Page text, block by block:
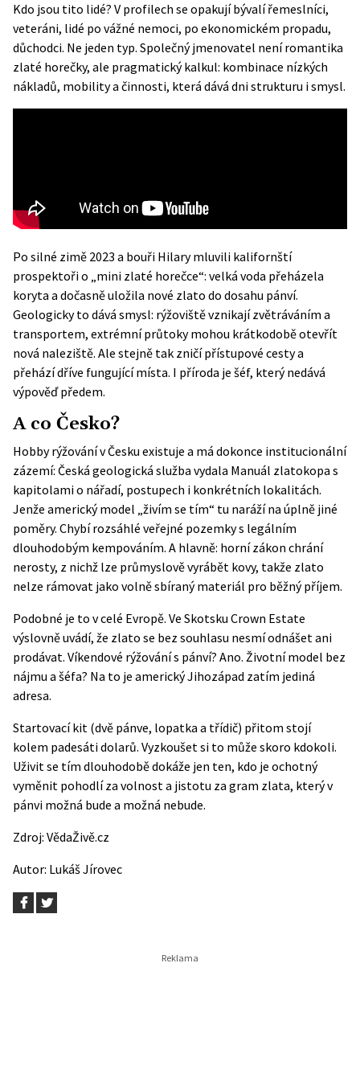
Kdo jsou tito lidé? V profilech se opakují bývalí řemeslníci,
veteráni, lidé po vážné nemoci, po ekonomickém propadu,
důchodci. Ne jeden typ. Společný jmenovatel není romantika
zlaté horečky, ale pragmatický kalkul: kombinace nízkých
nákladů, mobility a činnosti, která dává dni strukturu i smysl.
Po silné zimě 2023 a bouři Hilary mluvili kalifornští
prospektoři o „mini zlaté horečce“: velká voda přeházela
koryta a dočasně uložila nové zlato do dosahu pánví.
Geologicky to dává smysl: rýžoviště vznikají zvětráváním a
transportem, extrémní průtoky mohou krátkodobě otevřít
nová naleziště. Ale stejně tak zničí přístupové cesty a
přehází dříve fungující místa. I příroda je šéf, který nedává
výpověď předem.
A co Česko?
Hobby rýžování v Česku existuje a má dokonce institucionální
zázemí: Česká geologická služba vydala Manuál zlatokopa s
kapitolami o nářadí, postupech i konkrétních lokalitách.
Jenže americký model „živím se tím“ tu naráží na úplně jiné
poměry. Chybí rozsáhlé veřejné pozemky s legálním
dlouhodobým kempováním. A hlavně: horní zákon chrání
nerosty, z nichž lze průmyslově vyrábět kovy, takže zlato
nelze rámovat jako volně sbíraný materiál pro běžný příjem.
Podobné je to v celé Evropě. Ve Skotsku Crown Estate
výslovně uvádí, že zlato se bez souhlasu nesmí odnášet ani
prodávat. Víkendové rýžování s pánví? Ano. Životní model bez
nájmu a šéfa? Na to je americký Jihozápad zatím jediná
adresa.
Startovací kit (dvě pánve, lopatka a třídič) přitom stojí
kolem padesáti dolarů. Vyzkoušet si to může skoro kdokoli.
Uživit se tím dlouhodobě dokáže jen ten, kdo je ochotný
vyměnit pohodlí za volnost a jistotu za gram zlata, který v
pánvi možná bude a možná nebude.
Zdroj: VědaŽivě.cz
Autor: Lukáš Jírovec